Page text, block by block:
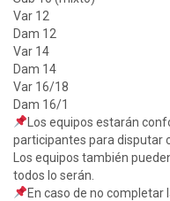
Var 12
Dam 12
Var 14
Dam 14
Var 16/18
Dam 16/1
Los equipos estarán
participantes para disputar
Los equipos también
todos lo serán.
En caso de no completar